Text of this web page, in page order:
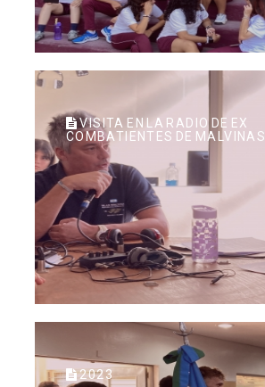
VISITA EN LA RADIO DE EX
COMBATIENTES DE MALVINAS
2023